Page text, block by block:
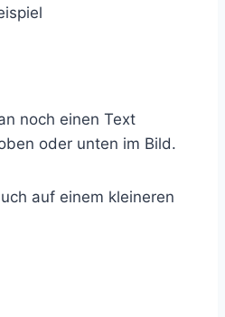
noch einen Text
oder unten im Bild.
auf einem kleineren